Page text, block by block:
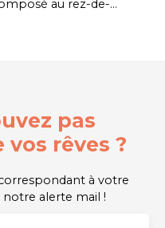
au rez-de-
pas
rêves ?
à votre
notre alerte mail !